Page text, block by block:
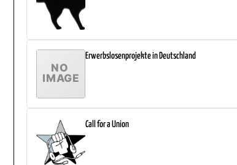
Erwerbslosenprojekte in Deutschland
Call for a Union